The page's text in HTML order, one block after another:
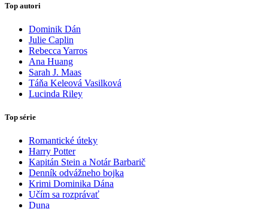
Top autori
Dominik Dán
Julie Caplin
Rebecca Yarros
Ana Huang
Sarah J. Maas
Táňa Keleová Vasilková
Lucinda Riley
Top série
Romantické úteky
Harry Potter
Kapitán Stein a Notár Barbarič
Denník odvážneho bojka
Krimi Dominika Dána
Učím sa rozprávať
Duna